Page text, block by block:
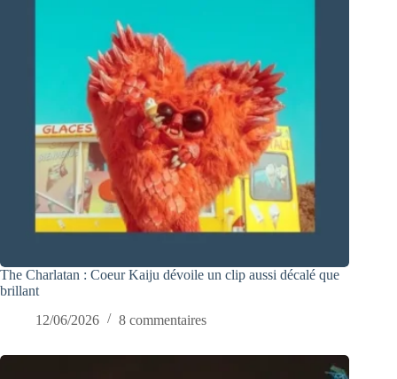
The Charlatan : Coeur Kaiju dévoile un clip aussi décalé que
brillant
12/06/2026
8 commentaires